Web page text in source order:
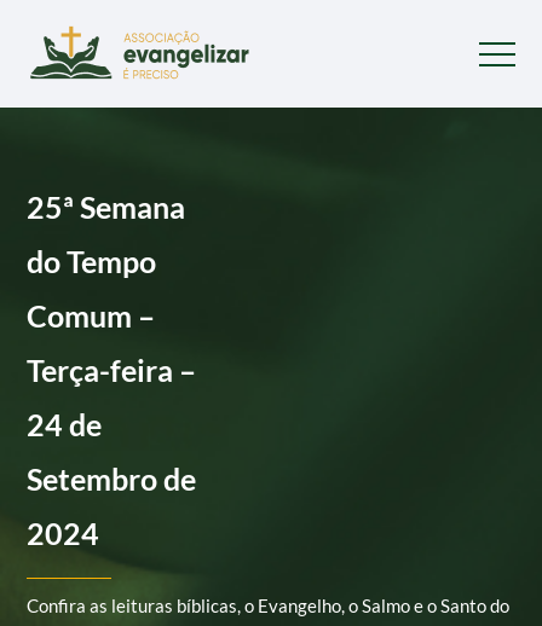
25ª Semana
do Tempo
Comum –
Terça-feira –
24 de
Setembro de
2024
Confira as leituras bíblicas, o Evangelho, o Salmo e o Santo do